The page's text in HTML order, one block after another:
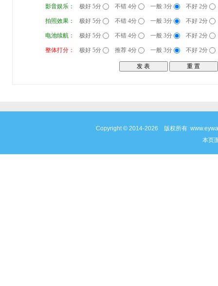
影音娱乐： 极好 5分 不错 4分 一般 3分 不好 2分
拍照效果： 极好 5分 不错 4分 一般 3分 不好 2分
电池续航： 极好 5分 不错 4分 一般 3分 不好 2分
整体打分： 极好 5分 推荐 4分 一般 3分 不好 2分
Copyright © 2014-2026 版权所有
本页